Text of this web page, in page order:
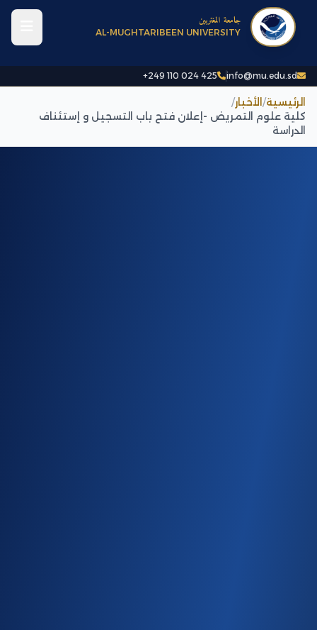
info@mu.edu.sd
+249 110 024 425
جامعة المغتربين
AL-MUGHTARIBEEN UNIVERSITY
الرئيسية/ الأخبار/
كلية علوم التمريض -إعلان فتح باب التسجيل و إستئناف
الدراسة